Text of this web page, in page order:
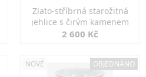
Zlato-stříbrná starožitná
jehlice s čirým kamenem
2 600 Kč
NOVÉ OBJEDNÁNO